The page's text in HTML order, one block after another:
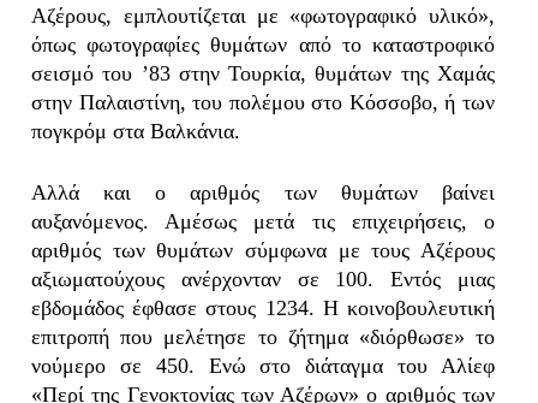
Αζέρους, εμπλουτίζεται με «φωτογραφικό υλικό»,
όπως φωτογραφίες θυμάτων από το καταστροφικό
σεισμό του ’83 στην Τουρκία, θυμάτων της Χαμάς
στην Παλαιστίνη, του πολέμου στο Κόσσοβο, ή των
πογκρόμ στα Βαλκάνια.
Αλλά και ο αριθμός των θυμάτων βαίνει
αυξανόμενος. Αμέσως μετά τις επιχειρήσεις, ο
αριθμός των θυμάτων σύμφωνα με τους Αζέρους
αξιωματούχους ανέρχονταν σε 100. Εντός μιας
εβδομάδος έφθασε στους 1234. Η κοινοβουλευτική
επιτροπή που μελέτησε το ζήτημα «διόρθωσε» το
νούμερο σε 450. Ενώ στο διάταγμα του Αλίεφ
«Περί της Γενοκτονίας των Αζέρων» ο αριθμός των